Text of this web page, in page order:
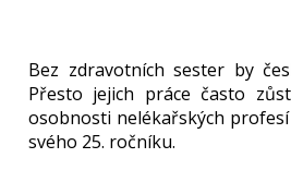
Bez zdravotních sester by
Přesto jejich práce často
osobnosti nelékařských
svého 25. ročníku.